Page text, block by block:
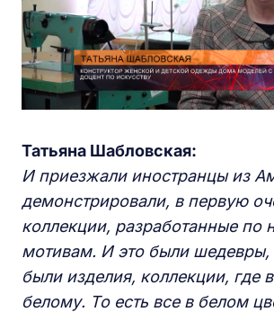
Татьяна Шабловская:
И приезжали иностранцы из
демонстрировали, в первую
коллекции, разработанные по
мотивам. И это были шедевры,
были изделия, коллекции, где
белому. То есть все в белом